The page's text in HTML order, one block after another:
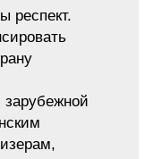
респект.